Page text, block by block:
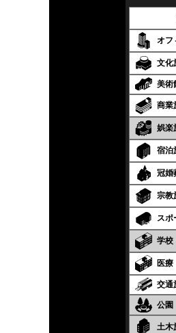
オフ
文化
美術
商業
娯楽
宿泊
冠婚
宗教
スポ
学校
医療
交通
公園
土木